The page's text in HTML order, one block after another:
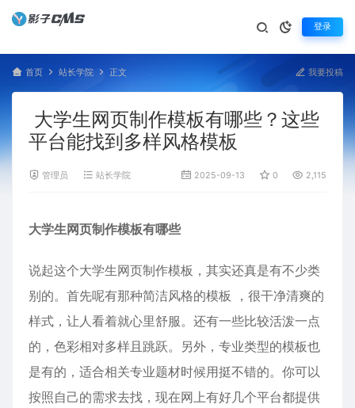
登录
首页 站长学院 正文 我要投稿
大学生网页制作模板有哪些？这些
平台能找到多样风格模板
管理员 站长学院 2025-09-13 0 2,115
大学生网页制作模板有哪些
说起这个大学生网页制作模板，其实还真是有不少类
别的。首先呢有那种简洁风格的模板 ，很干净清爽的
样式，让人看着就心里舒服。还有一些比较活泼一点
的，色彩相对多样且跳跃。另外，专业类型的模板也
是有的，适合相关专业题材时候用挺不错的。你可以
按照自己的需求去找，现在网上有好几个平台都提供